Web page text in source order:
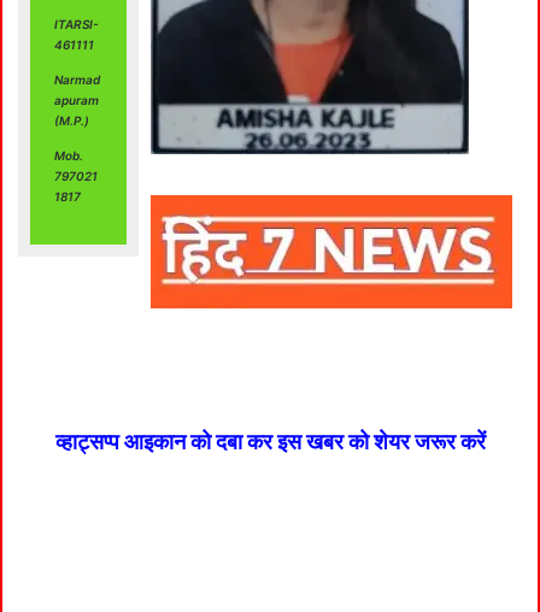
ITARSI-
461111
Narmad
apuram
(M.P.)
Mob.
797021
1817
व्हाट्सप्प आइकान को दबा कर इस खबर को शेयर जरूर करें